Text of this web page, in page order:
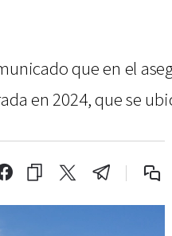
que en el
en 2024, que se